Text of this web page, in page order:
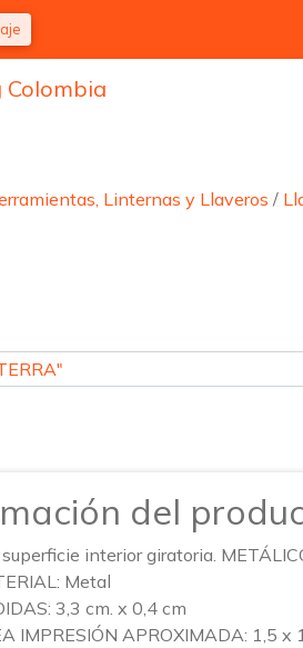
Linternas y Llaveros /
del
interior giratoria.
Metal
3,3 cm. x 0,4 cm
IMPRESIÓN APROXIMADA: 1,5 x